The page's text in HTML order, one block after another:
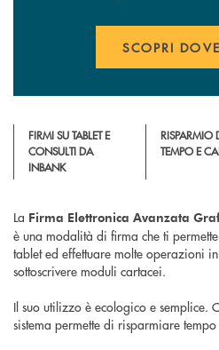
SCOPRI
FIRMI SU TABLET E
CONSULTI DA
INBANK
RISPARMIO
TEMPO E
La Firma Elettronica Avanzata
è una modalità di firma che ti
tablet ed effettuare molte operazioni
sottoscrivere moduli cartacei.
Il suo utilizzo è ecologico e semplice.
sistema permette di risparmiare